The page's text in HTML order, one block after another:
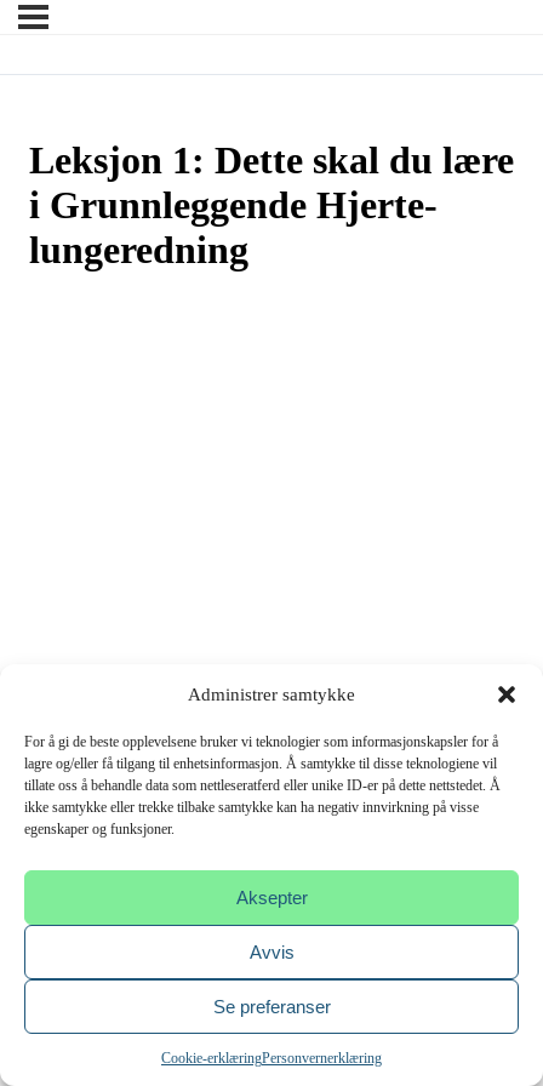
Administrer samtykke
For å gi de beste opplevelsene bruker vi teknologier som informasjonskapsler for å
lagre og/eller få tilgang til enhetsinformasjon. Å samtykke til disse teknologiene vil
tillate oss å behandle data som nettleseratferd eller unike ID-er på dette nettstedet. Å
ikke samtykke eller trekke tilbake samtykke kan ha negativ innvirkning på visse
egenskaper og funksjoner.
Aksepter
Avvis
Se preferanser
Cookie-erklæringPersonvernerklæring
Leksjon 1: Dette skal du lære
i Grunnleggende Hjerte-
lungeredning